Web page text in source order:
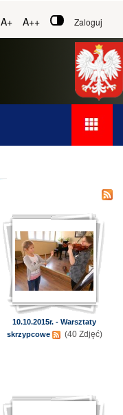
A+ A++ Zaloguj
10.10.2015r. - Warsztaty
skrzypcowe
(40 Zdjęć)